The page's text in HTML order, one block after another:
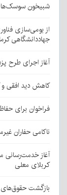
شبیخون
از بومی‌سازی
جهاددانشگاهی
آغاز اجرای طرح
کاهش دید افقی و
فراخوان برای
ناکامی حفاران
آغاز خدمت‌رسانی
کربلای معلی
بازگشت حقوق‌های